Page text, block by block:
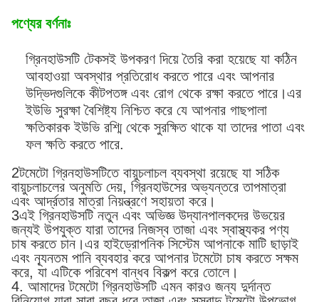
পণ্যের বর্ণনাঃ
গ্রিনহাউসটি টেকসই উপকরণ দিয়ে তৈরি করা হয়েছে যা কঠিন
আবহাওয়া অবস্থার প্রতিরোধ করতে পারে এবং আপনার
উদ্ভিদগুলিকে কীটপতঙ্গ এবং রোগ থেকে রক্ষা করতে পারে।এর
ইউভি সুরক্ষা বৈশিষ্ট্য নিশ্চিত করে যে আপনার গাছপালা
ক্ষতিকারক ইউভি রশ্মি থেকে সুরক্ষিত থাকে যা তাদের পাতা এবং
ফল ক্ষতি করতে পারে.
2টমেটো গ্রিনহাউসটিতে বায়ুচলাচল ব্যবস্থা রয়েছে যা সঠিক
বায়ুচলাচলের অনুমতি দেয়, গ্রিনহাউসের অভ্যন্তরে তাপমাত্রা
এবং আর্দ্রতার মাত্রা নিয়ন্ত্রণে সহায়তা করে।
3এই গ্রিনহাউসটি নতুন এবং অভিজ্ঞ উদ্যানপালকদের উভয়ের
জন্যই উপযুক্ত যারা তাদের নিজস্ব তাজা এবং স্বাস্থ্যকর পণ্য
চাষ করতে চান।এর হাইড্রোপনিক সিস্টেম আপনাকে মাটি ছাড়াই
এবং ন্যূনতম পানি ব্যবহার করে আপনার টমেটো চাষ করতে সক্ষম
করে, যা এটিকে পরিবেশ বান্ধব বিকল্প করে তোলে।
4. আমাদের টমেটো গ্রিনহাউসটি এমন কারও জন্য দুর্দান্ত